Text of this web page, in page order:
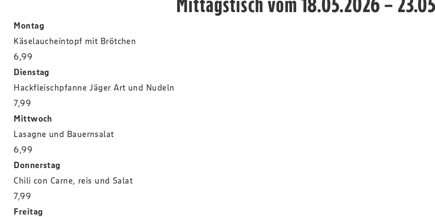
Montag
Käselaucheintopf mit Brötchen
6,99
Dienstag
Hackfleischpfanne Jäger Art und Nudeln
7,99
Mittwoch
Lasagne und Bauernsalat
6,99
Donnerstag
Chili con Carne, reis und Salat
7,99
Freitag